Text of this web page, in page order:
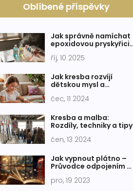
Oblíbené příspěvky
Jak správně namíchat
epoxidovou pryskyřici
říj, 10 2025
Jak kresba rozvíjí
dětskou mysl a
čec, 11 2024
Kresba a malba:
Rozdíly, techniky a tipy
čen, 13 2024
Jak vypnout plátno –
Průvodce odpojením a
plátna
pro, 19 2023